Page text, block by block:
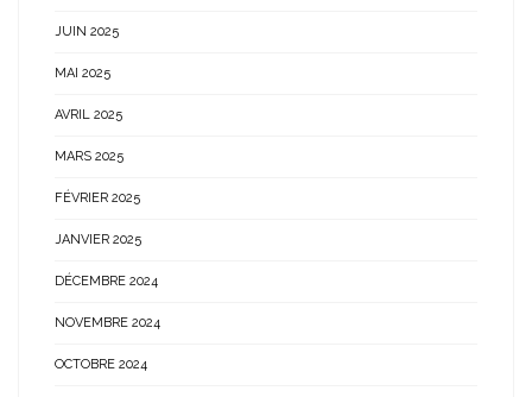
JUIN 2025
MAI 2025
AVRIL 2025
MARS 2025
FÉVRIER 2025
JANVIER 2025
DÉCEMBRE 2024
NOVEMBRE 2024
OCTOBRE 2024